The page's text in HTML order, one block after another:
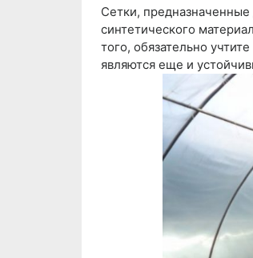
Сетки, предназначенные
синтетического
того, обязательно
являются еще и